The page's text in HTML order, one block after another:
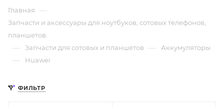
Главная —
Запчасти и аксессуары для ноутбуков, сотовых телефонов,
планшетов.
— Запчасти для сотовых и планшетов — Аккумуляторы
— Huawei
ФИЛЬТР